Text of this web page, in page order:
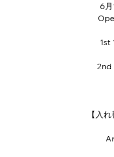
6月
1st
2nd
【入